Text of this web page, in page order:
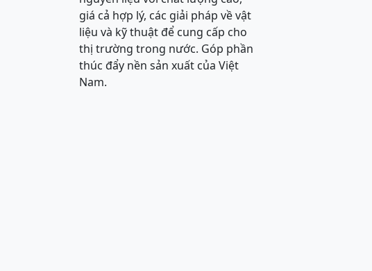
giá cả hợp lý, các giải pháp về vật
liệu và kỹ thuật để cung cấp cho
thị trường trong nước. Góp phần
thúc đẩy nền sản xuất của Việt
Nam.